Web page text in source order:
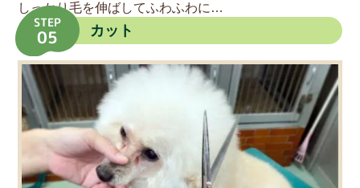
しっかり毛を伸ばしてふわふわに…
STEP
05 カット